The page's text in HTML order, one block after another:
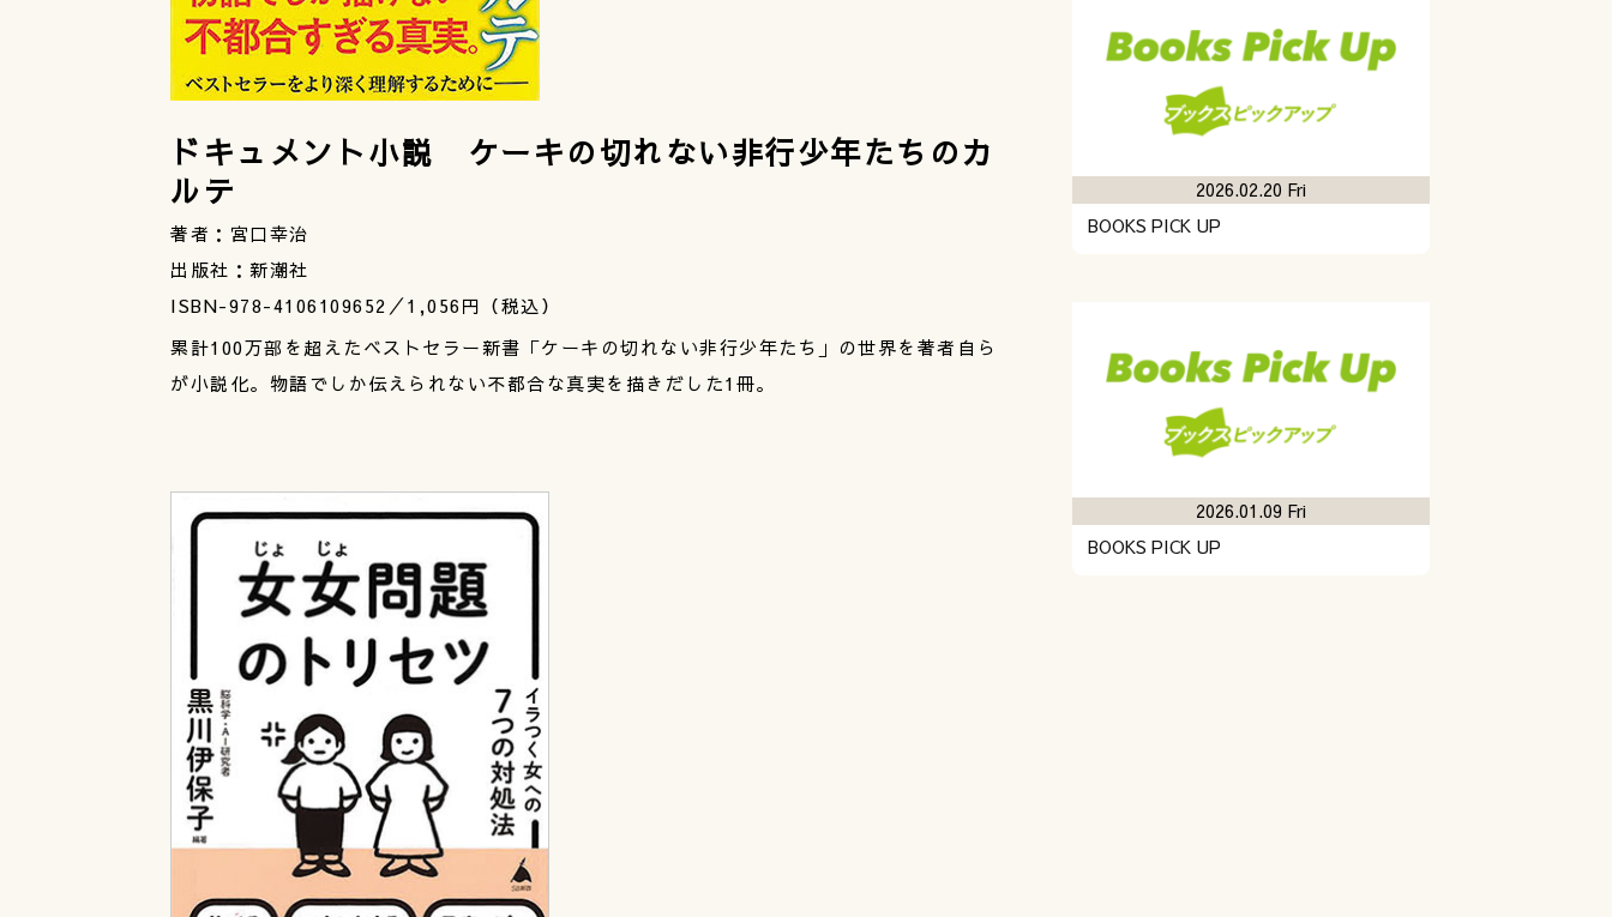
ドキュメント小説 ケーキの切れない非行少年たちのカ
ルテ
著者：宮口幸治
出版社：新潮社
ISBN-978-4106109652／1,056円（税込）
累計100万部を超えたベストセラー新書「ケーキの切れない非行少年たち」の世界を著者自ら
が小説化。物語でしか伝えられない不都合な真実を描きだした1冊。
BOOKS PICK UP
2026.02.20 Fri
BOOKS PICK UP
2026.01.09 Fri